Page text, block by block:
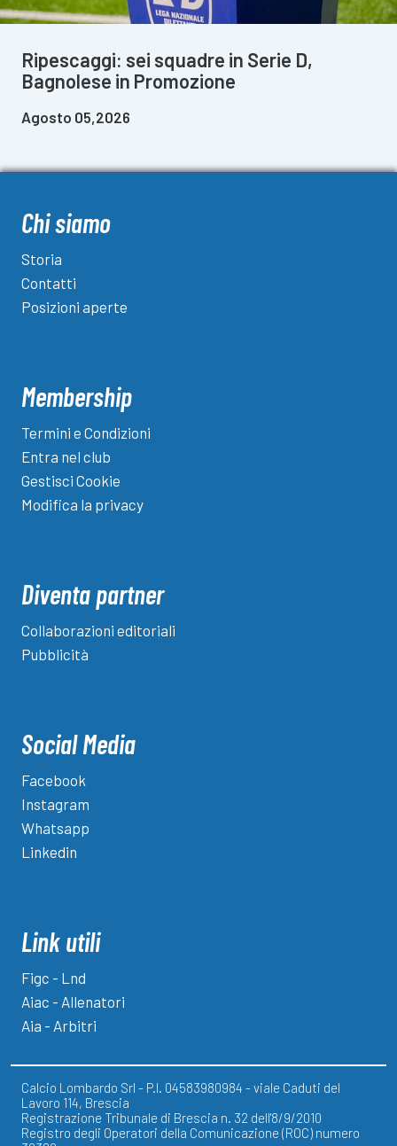
Ripescaggi: sei squadre in Serie D,
Bagnolese in Promozione
Agosto 05,2026
Chi siamo
Storia
Contatti
Posizioni aperte
Membership
Termini e Condizioni
Entra nel club
Gestisci Cookie
Modifica la privacy
Diventa partner
Collaborazioni editoriali
Pubblicità
Social Media
Facebook
Instagram
Whatsapp
Linkedin
Link utili
Figc - Lnd
Aiac - Allenatori
Aia - Arbitri
Calcio Lombardo Srl - P.I. 04583980984 - viale Caduti del
Lavoro 114, Brescia
Registrazione Tribunale di Brescia n. 32 dell'8/9/2010
Registro degli Operatori della Comunicazione (ROC) numero